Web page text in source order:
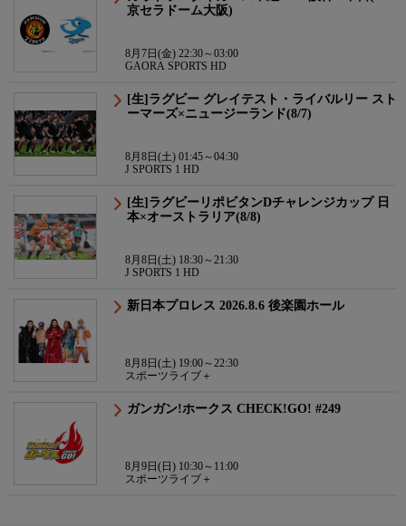
京セラドーム大阪)
8月7日(金) 22:30～03:00
GAORA SPORTS HD
[生]ラグビー グレイテスト・ライバルリー スト
ーマーズ×ニュージーランド(8/7)
8月8日(土) 01:45～04:30
J SPORTS 1 HD
[生]ラグビーリポビタンDチャレンジカップ 日
本×オーストラリア(8/8)
8月8日(土) 18:30～21:30
J SPORTS 1 HD
新日本プロレス 2026.8.6 後楽園ホール
8月8日(土) 19:00～22:30
スポーツライブ＋
ガンガン!ホークス CHECK!GO! #249
8月9日(日) 10:30～11:00
スポーツライブ＋